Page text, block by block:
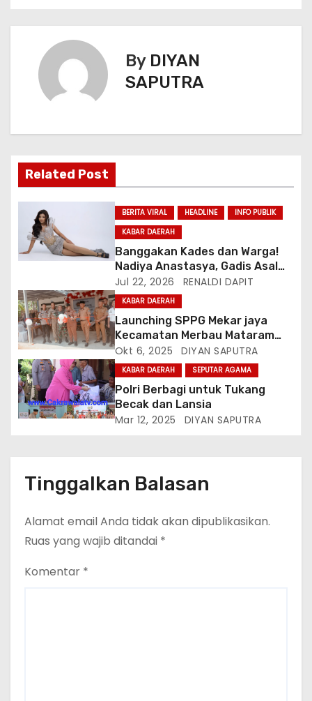
By DIYAN
SAPUTRA
Related Post
BERITA VIRAL HEADLINE
INFO PUBLIK
KABAR DAERAH
Banggakan Kades dan Warga!
Nadiya Anastasya, Gadis Asal
Gunungsari Citeureup Bawa
Nama Jawa Barat ke Miss
Bintang Remaja Indonesia 2026
Jul 22, 2026 RENALDI DAPIT
KABAR DAERAH
Launching SPPG Mekar jaya
Kecamatan Merbau Mataram
Lampung Selatan
Okt 6, 2025 DIYAN SAPUTRA
KABAR DAERAH SEPUTAR AGAMA
Polri Berbagi untuk Tukang
Becak dan Lansia
Mar 12, 2025 DIYAN SAPUTRA
Tinggalkan Balasan
Alamat email Anda tidak akan dipublikasikan.
Ruas yang wajib ditandai *
Komentar *